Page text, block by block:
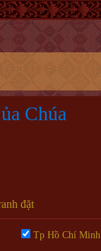
Chúa
đặt
Tp Hồ Chí Minh